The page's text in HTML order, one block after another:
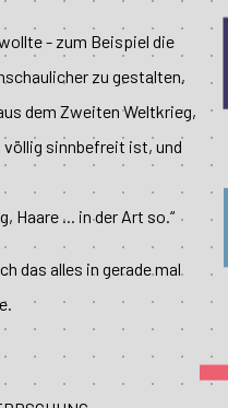
- zum Beispiel die
zu gestalten,
dem Zweiten Weltkrieg,
sinnbefreit ist, und
Haare ... in der Art so.“
das alles in gerade mal